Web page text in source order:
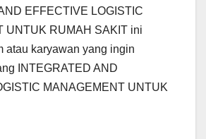
EFFECTIVE LOGISTIC
UNTUK RUMAH SAKIT ini
atau karyawan yang ingin
INTEGRATED AND
MANAGEMENT UNTUK